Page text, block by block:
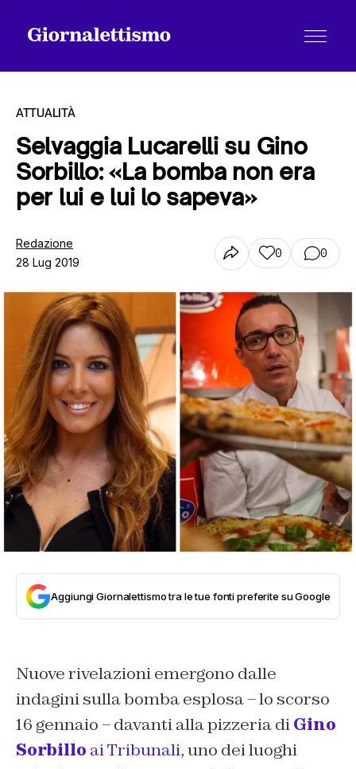
Tutti gli articoli
Chi siamo
Contatti
ATTUALITÀ
Selvaggia Lucarelli su Gino
Sorbillo: «La bomba non era
per lui e lui lo sapeva»
Redazione
28 Lug 2019
0 0
Aggiungi Giornalettismo tra le tue fonti preferite su Google
Nuove rivelazioni emergono dalle
indagini sulla bomba esplosa – lo scorso
16 gennaio – davanti alla pizzeria diGino
Sorbillo ai Tribunali, uno dei luoghi